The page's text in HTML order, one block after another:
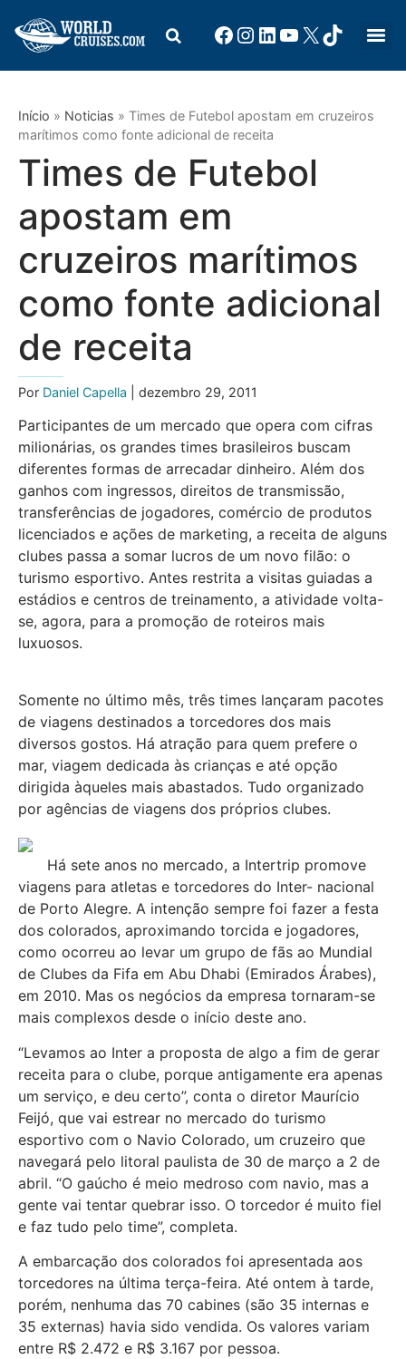
Início » Noticias » Times de Futebol apostam em cruzeiros
marítimos como fonte adicional de receita
Times de Futebol
apostam em
cruzeiros marítimos
como fonte adicional
de receita
Por Daniel Capella | dezembro 29, 2011
Participantes de um mercado que opera com cifras
milionárias, os grandes times brasileiros buscam
diferentes formas de arrecadar dinheiro. Além dos
ganhos com ingressos, direitos de transmissão,
transferências de jogadores, comércio de produtos
licenciados e ações de marketing, a receita de alguns
clubes passa a somar lucros de um novo filão: o
turismo esportivo. Antes restrita a visitas guiadas a
estádios e centros de treinamento, a atividade volta-
se, agora, para a promoção de roteiros mais
luxuosos.
Somente no último mês, três times lançaram pacotes
de viagens destinados a torcedores dos mais
diversos gostos. Há atração para quem prefere o
mar, viagem dedicada às crianças e até opção
dirigida àqueles mais abastados. Tudo organizado
por agências de viagens dos próprios clubes.
Há sete anos no mercado, a Intertrip promove
viagens para atletas e torcedores do Inter- nacional
de Porto Alegre. A intenção sempre foi fazer a festa
dos colorados, aproximando torcida e jogadores,
como ocorreu ao levar um grupo de fãs ao Mundial
de Clubes da Fifa em Abu Dhabi (Emirados Árabes),
em 2010. Mas os negócios da empresa tornaram-se
mais complexos desde o início deste ano.
“Levamos ao Inter a proposta de algo a fim de gerar
receita para o clube, porque antigamente era apenas
um serviço, e deu certo”, conta o diretor Maurício
Feijó, que vai estrear no mercado do turismo
esportivo com o Navio Colorado, um cruzeiro que
navegará pelo litoral paulista de 30 de março a 2 de
abril. “O gaúcho é meio medroso com navio, mas a
gente vai tentar quebrar isso. O torcedor é muito fiel
e faz tudo pelo time”, completa.
A embarcação dos colorados foi apresentada aos
torcedores na última terça-feira. Até ontem à tarde,
porém, nenhuma das 70 cabines (são 35 internas e
35 externas) havia sido vendida. Os valores variam
entre R$ 2.472 e R$ 3.167 por pessoa.